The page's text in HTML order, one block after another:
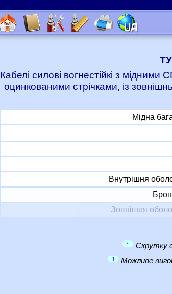
Кабелі силові вогнестійкі з
оцинкованими стрічками, із
Мідна
Внутрішня
Зовнішня
* Скрутку
1 Можливе